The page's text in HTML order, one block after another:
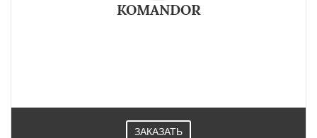
KOMANDOR
ЗАКАЗАТЬ